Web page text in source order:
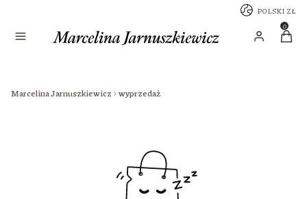
POLSKI ZŁ
Sklep Zaloguj się
Marcelina Jarnuszkiewicz wyprzedaż